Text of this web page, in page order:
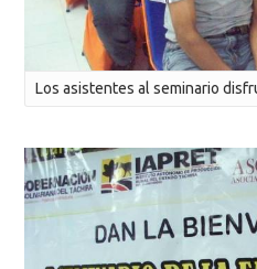
Los asistentes al seminario